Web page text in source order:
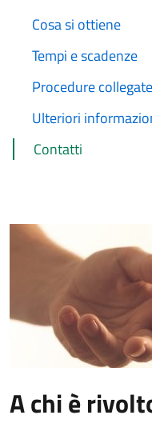
Cosa si ottiene
Tempi e scadenze
Procedure
Ulteriori
Contatti
A chi è